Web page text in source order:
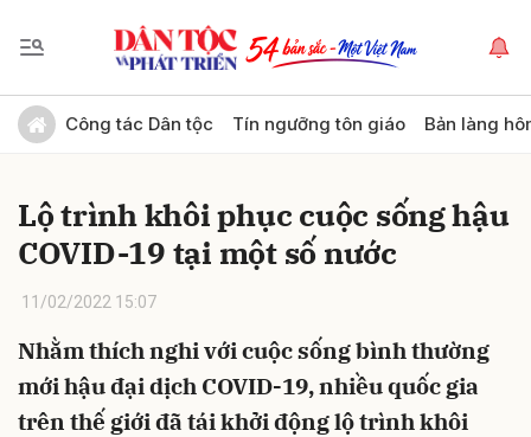
Công tác Dân tộc Tín ngưỡng tôn giáo Bản làng
Lộ trình khôi phục cuộc sống hậu
COVID-19 tại một số nước
11/02/2022 15:07
Nhằm thích nghi với cuộc sống bình thường
mới hậu đại dịch COVID-19, nhiều quốc gia
trên thế giới đã tái khởi động lộ trình khôi
Gửi bình luận
Hủy Gửi